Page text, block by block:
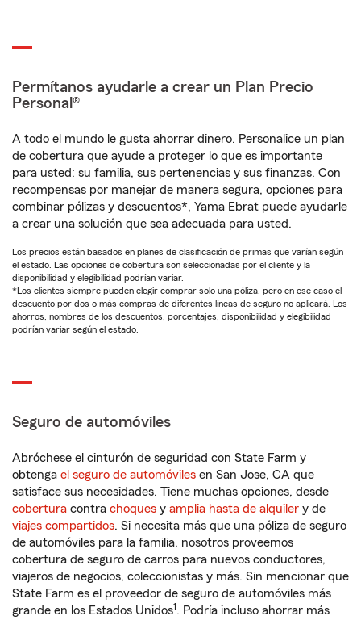
Permítanos ayudarle a crear un Plan Precio
Personal®
A todo el mundo le gusta ahorrar dinero. Personalice un plan
de cobertura que ayude a proteger lo que es importante
para usted: su familia, sus pertenencias y sus finanzas. Con
recompensas por manejar de manera segura, opciones para
combinar pólizas y descuentos*, Yama Ebrat puede ayudarle
a crear una solución que sea adecuada para usted.
Los precios están basados en planes de clasificación de primas que varían según
el estado. Las opciones de cobertura son seleccionadas por el cliente y la
disponibilidad y elegibilidad podrían variar.
*Los clientes siempre pueden elegir comprar solo una póliza, pero en ese caso el
descuento por dos o más compras de diferentes líneas de seguro no aplicará. Los
ahorros, nombres de los descuentos, porcentajes, disponibilidad y elegibilidad
podrían variar según el estado.
Seguro de automóviles
Abróchese el cinturón de seguridad con State Farm y
obtenga el seguro de automóviles en San Jose, CA que
satisface sus necesidades. Tiene muchas opciones, desde
cobertura contra choques y amplia hasta de alquiler y de
viajes compartidos. Si necesita más que una póliza de seguro
de automóviles para la familia, nosotros proveemos
cobertura de seguro de carros para nuevos conductores,
viajeros de negocios, coleccionistas y más. Sin mencionar que
State Farm es el proveedor de seguro de automóviles más
grande en los Estados Unidos1. Podría incluso ahorrar más